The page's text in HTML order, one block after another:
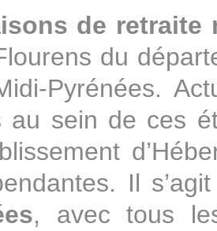
de retraite
du
Pyrénées.
au sein de ces
Il
, avec tous